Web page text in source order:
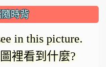
時背
in this picture.
裡看到什麼?